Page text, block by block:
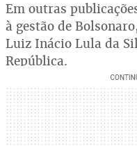
Em outras
à gestão de
Luiz Inácio Lula da
República.